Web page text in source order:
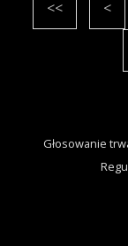
<< <
Głosowanie